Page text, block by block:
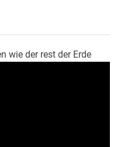
wie der rest der Erde